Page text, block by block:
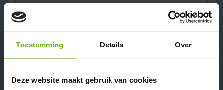
Toestemming Details Over
Deze website maakt gebruik van cookies
✔ Ambachtelijk sinds 1924
✔ Door heel BE en NL gekoeld en diepvries transport.
✔ Rechtstreeks van de boer